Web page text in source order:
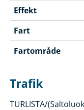
Effekt
Fart
Fartområde
Trafik
TURLISTA/